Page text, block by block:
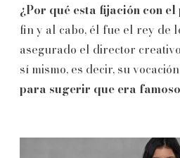
¿Por qué esta fijación con
fin y al cabo, él fue el rey de
asegurado el director
sí mismo, es decir, su
para sugerir que era